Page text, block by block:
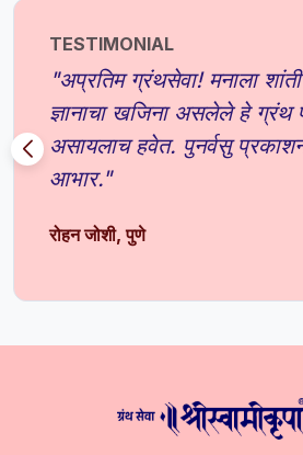
TESTIMONIAL
"अप्रतिम ग्रंथसेवा! मनाला
ज्ञानाचा खजिना असलेले हे ग्रंथ
असायलाच हवेत. पुनर्वसु
आभार."
रोहन जोशी, पुणे